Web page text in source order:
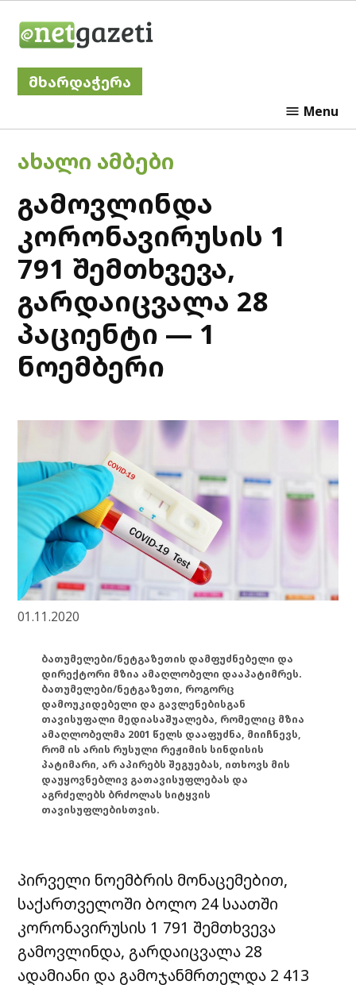
მხარდაჭერა
Menu
POSTED
ᲐᲮᲐᲚᲘ ᲐᲛᲑᲔᲑᲘ
გამოვლინდა
კორონავირუსის 1
791 შემთხვევა,
გარდაიცვალა 28
პაციენტი — 1
ნოემბერი
01.11.2020
ბათუმელები/ნეტგაზეთის დამფუძნებელი და
დირექტორი მზია ამაღლობელი დააპატიმრეს.
ბათუმელები/ნეტგაზეთი, როგორც
დამოუკიდებელი და გავლენებისგან
თავისუფალი მედიასაშუალება, რომელიც მზია
ამაღლობელმა 2001 წელს დააფუძნა, მიიჩნევს,
რომ ის არის რუსული რეჟიმის სინდისის
პატიმარი, არ აპირებს შეგუებას, ითხოვს მის
დაუყოვნებლივ გათავისუფლებას და
აგრძელებს ბრძოლას სიტყვის
თავისუფლებისთვის.
პირველი ნოემბრის მონაცემებით,
საქართველოში ბოლო 24 საათში
კორონავირუსის 1 791 შემთხვევა
გამოვლინდა, გარდაიცვალა 28
ადამიანი და გამოჯანმრთელდა 2 413